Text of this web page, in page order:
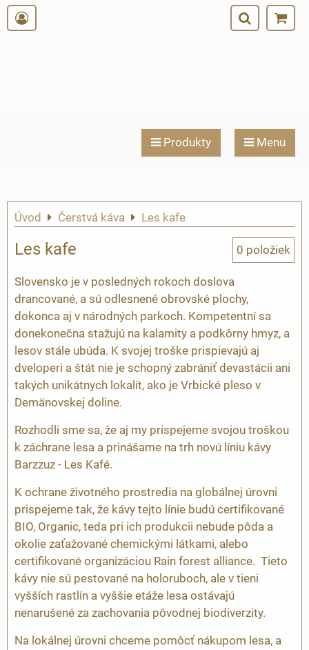
Produkty Menu
Úvod Čerstvá káva Les kafe
Les kafe 0 položiek
Slovensko je v posledných rokoch doslova
drancované, a sú odlesnené obrovské plochy,
dokonca aj v národných parkoch. Kompetentní sa
donekonečna stažujú na kalamity a podkôrny hmyz, a
lesov stále ubúda. K svojej troške prispievajú aj
dveloperi a štát nie je schopný zabrániť devastácii ani
takých unikátnych lokalít, ako je Vrbické pleso v
Demänovskej doline.
Rozhodli sme sa, že aj my prispejeme svojou troškou
k záchrane lesa a prinášame na trh novú líniu kávy
Barzzuz - Les Kafé.
K ochrane životného prostredia na globálnej úrovni
prispejeme tak, že kávy tejto línie budú certifikované
BIO, Organic, teda pri ich produkcii nebude pôda a
okolie zaťažované chemickými látkami, alebo
certifikované organizáciou Rain forest alliance. Tieto
kávy nie sú pestované na holoruboch, ale v tieni
vyšších rastlín a vyššie etáže lesa ostávajú
nenarušené za zachovania pôvodnej biodiverzity.
Na lokálnej úrovni chceme pomôcť nákupom lesa, a